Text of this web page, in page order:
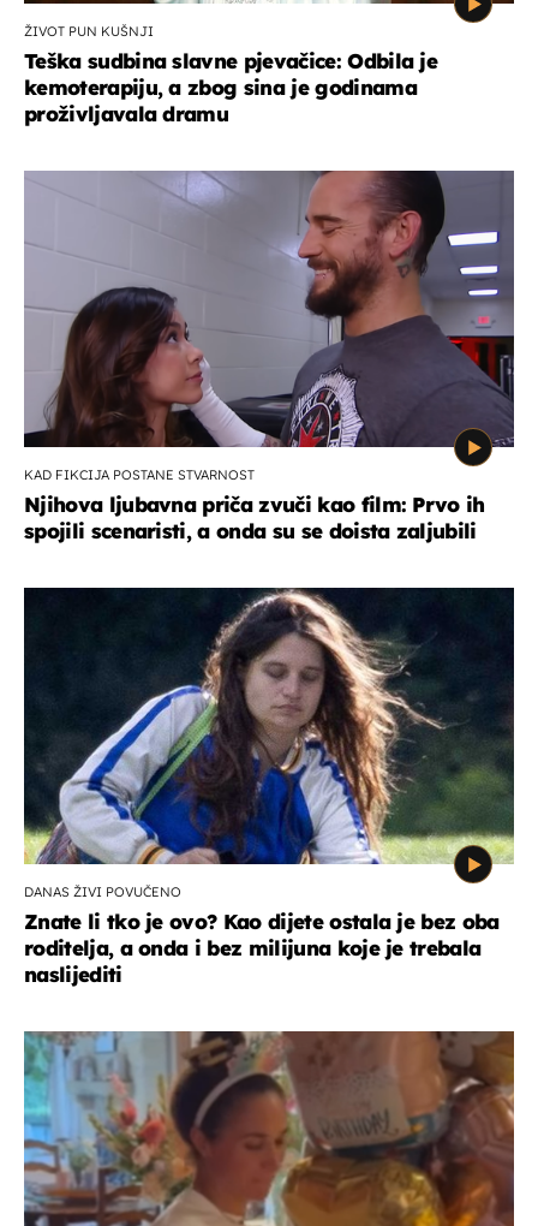
ŽIVOT PUN KUŠNJI
Teška sudbina slavne pjevačice: Odbila je
kemoterapiju, a zbog sina je godinama
proživljavala dramu
KAD FIKCIJA POSTANE STVARNOST
Njihova ljubavna priča zvuči kao film: Prvo ih
spojili scenaristi, a onda su se doista zaljubili
DANAS ŽIVI POVUČENO
Znate li tko je ovo? Kao dijete ostala je bez oba
roditelja, a onda i bez milijuna koje je trebala
naslijediti